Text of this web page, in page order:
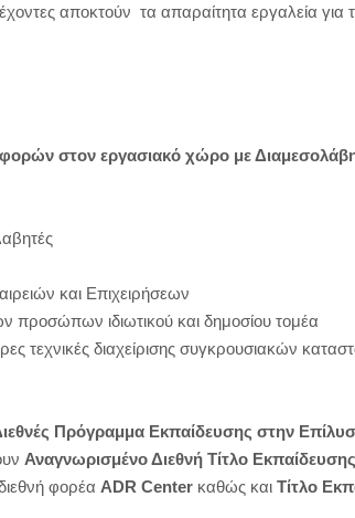
αποκτούν τα απαραίτητα εργαλεία
στον εργασιακό χώρο με
και Επιχειρήσεων
προσώπων ιδιωτικού και δημοσίου τομέα
τεχνικές διαχείρισης συγκρουσιακών
Πρόγραμμα Εκπαίδευσης στην
Αναγνωρισμένο Διεθνή Τίτλο Εκπαίδευσης
φορέα ADR Center καθώς και Τίτλο